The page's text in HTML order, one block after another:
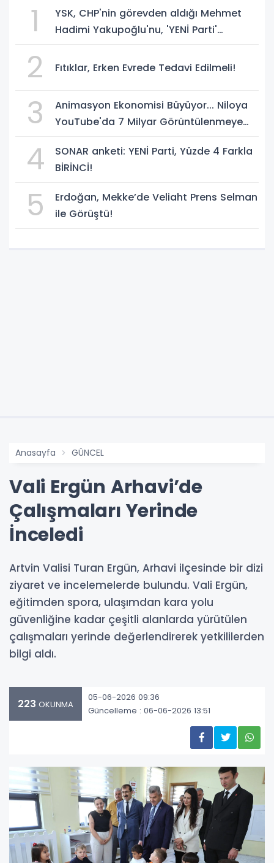
1
YSK, CHP'nin görevden aldığı Mehmet
Hadimi Yakupoğlu'nu, 'YENİ Parti'
2 Fıtıklar, Erken Evrede Tedavi Edilmeli!
3
Animasyon Ekonomisi Büyüyor... Niloya
YouTube'da 7 Milyar Görüntülenmeye
4
SONAR anketi: YENİ Parti, Yüzde 4 Farkla
BİRİNCİ!
5
Erdoğan, Mekke’de Veliaht Prens Selman
ile Görüştü!
Anasayfa GÜNCEL
Vali Ergün Arhavi’de
Çalışmaları Yerinde
İnceledi
Artvin Valisi Turan Ergün, Arhavi ilçesinde bir dizi
ziyaret ve incelemelerde bulundu. Vali Ergün,
eğitimden spora, ulaşımdan kara yolu
güvenliğine kadar çeşitli alanlarda yürütülen
çalışmaları yerinde değerlendirerek yetkililerden
bilgi aldı.
223 OKUNMA
05-06-2026 09:36
Güncelleme : 06-06-2026 13:51